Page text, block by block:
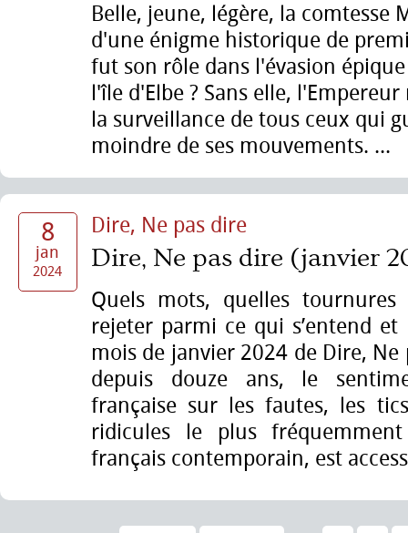
Belle, jeune, légère, la comtesse
d'une énigme historique de
fut son rôle dans l'évasion
l'île d'Elbe ? Sans elle,
la surveillance de tous ceux qui
moindre de ses mouvements. ...
8
jan
2024
Dire, Ne pas dire
Dire, Ne pas dire (janvier
Quels mots, quelles
rejeter parmi ce qui s’entend
mois de janvier 2024 de Dire,
depuis douze ans, le
française sur les fautes, les
ridicules le plus
français contemporain, est